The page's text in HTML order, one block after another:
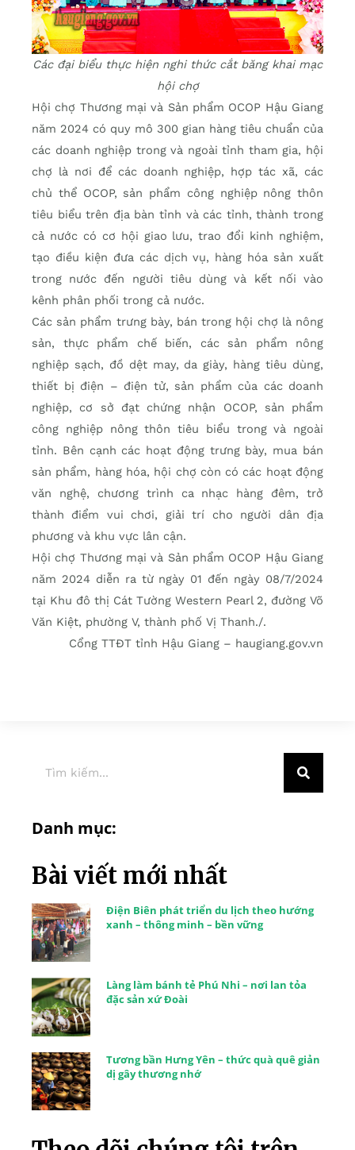
Các đại biểu thực hiện nghi thức cắt băng khai mạc
hội chợ
Hội chợ Thương mại và Sản phẩm OCOP Hậu Giang
năm 2024 có quy mô 300 gian hàng tiêu chuẩn của
các doanh nghiệp trong và ngoài tỉnh tham gia, hội
chợ là nơi để các doanh nghiệp, hợp tác xã, các
chủ thể OCOP, sản phẩm công nghiệp nông thôn
tiêu biểu trên địa bàn tỉnh và các tỉnh, thành trong
cả nước có cơ hội giao lưu, trao đổi kinh nghiệm,
tạo điều kiện đưa các dịch vụ, hàng hóa sản xuất
trong nước đến người tiêu dùng và kết nối vào
kênh phân phối trong cả nước.
Các sản phẩm trưng bày, bán trong hội chợ là nông
sản, thực phẩm chế biến, các sản phẩm nông
nghiệp sạch, đồ dệt may, da giày, hàng tiêu dùng,
thiết bị điện – điện tử, sản phẩm của các doanh
nghiệp, cơ sở đạt chứng nhận OCOP, sản phẩm
công nghiệp nông thôn tiêu biểu trong và ngoài
tỉnh. Bên cạnh các hoạt động trưng bày, mua bán
sản phẩm, hàng hóa, hội chợ còn có các hoạt động
văn nghệ, chương trình ca nhạc hàng đêm, trở
thành điểm vui chơi, giải trí cho người dân địa
phương và khu vực lân cận.
Hội chợ Thương mại và Sản phẩm OCOP Hậu Giang
năm 2024 diễn ra từ ngày 01 đến ngày 08/7/2024
tại Khu đô thị Cát Tường Western Pearl 2, đường Võ
Văn Kiệt, phường V, thành phố Vị Thanh./.
Cổng TTĐT tỉnh Hậu Giang – haugiang.gov.vn
Danh mục:
Bài viết mới nhất
Điện Biên phát triển du lịch theo hướng
xanh – thông minh – bền vững
Làng làm bánh tẻ Phú Nhi – nơi lan tỏa
đặc sản xứ Đoài
Tương bần Hưng Yên – thức quà quê giản
dị gây thương nhớ